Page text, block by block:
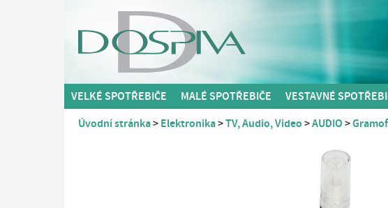
VELKÉ SPOTŘEBIČE MALÉ SPOTŘEBIČE VESTAVNÉ
Úvodní stránka Elektronika TV, Audio, Video AUDIO